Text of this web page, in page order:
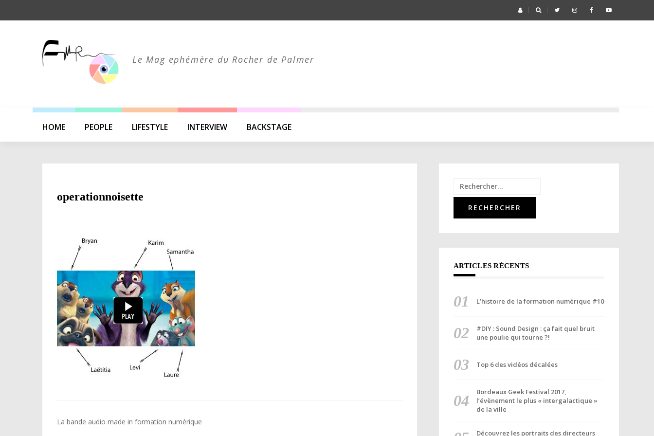
to
Le Mag ephémère du Rocher de Palmer
HOME PEOPLE LIFESTYLE INTERVIEW BACKSTAGE
operationnoisette
Navigation
La bande audio made in formation numérique
Rechercher :
ARTICLES RÉCENTS
L’histoire de la formation numérique #10
#DIY : Sound Design : ça fait quel bruit
une poulie qui tourne ?!
Top 6 des vidéos décalées
Bordeaux Geek Festival 2017,
l’évènement le plus « intergalactique »
de la ville
Découvrez les portraits des directeurs